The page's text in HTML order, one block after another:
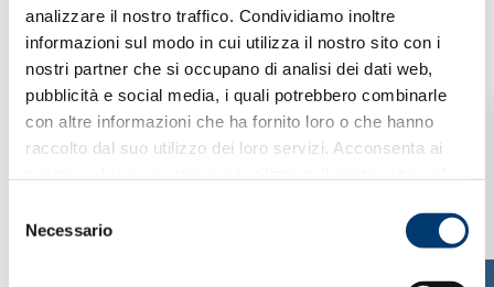
analizzare il nostro traffico. Condividiamo inoltre
informazioni sul modo in cui utilizza il nostro sito con i
nostri partner che si occupano di analisi dei dati web,
pubblicità e social media, i quali potrebbero combinarle
con altre informazioni che ha fornito loro o che hanno
raccolto dal suo utilizzo dei loro servizi. Acconsenta ai
Necessario